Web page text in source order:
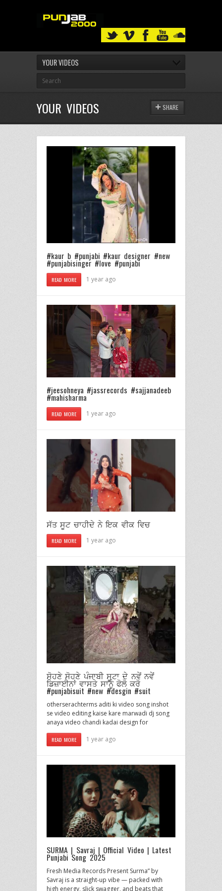
YOUR VIDEOS
YOUR VIDEOS SHARE
#kaur b #punjabi #kaur designer #new
#punjabisinger #love #punjabi
READ MORE 1 year ago
#jeesohneya #jassrecords #sajjanadeeb
#mahisharma
READ MORE 1 year ago
ਸੱਤ ਸੂਟ ਚਾਹੀਦੇ ਨੇ ਇਕ ਵੀਕ ਵਿਚ
READ MORE 1 year ago
ਸੋਹਣੇ ਸੋਹਣੇ ਪੰਜਾਬੀ ਸੂਟਾ ਦੇ ਨਵੇਂ ਨਵੇਂ
ਡਿਜ਼ਾਈਨਾਂ ਵਾਸਤੇ ਸਾਨੂੰ ਫੋਲੋ ਕਰੋ
#punjabisuit #new #desgin #suit
otherserachterms aditi ki video song inshot
se video editing kaise kare marwadi dj song
anaya video chandi kadai design for
READ MORE 1 year ago
SURMA | Savraj | Official Video | Latest
Punjabi Song 2025
Fresh Media Records Present Surma” by
Savraj is a straight-up vibe — packed with
high energy, slick swagger, and beats that